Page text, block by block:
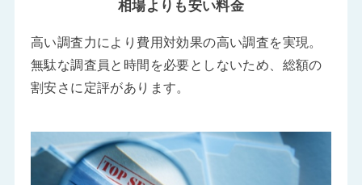
相場よりも安い料金
高い調査力により費用対効果の高い調査を実現。
無駄な調査員と時間を必要としないため、総額の
割安さに定評があります。